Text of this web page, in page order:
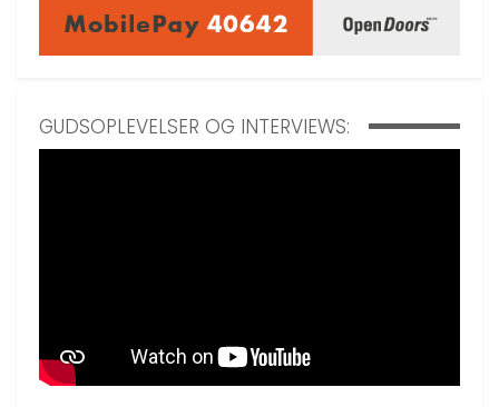
GUDSOPLEVELSER OG INTERVIEWS: